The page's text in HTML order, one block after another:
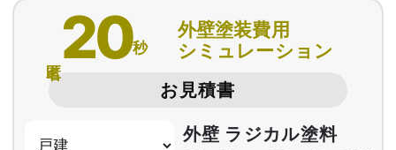
20秒
外壁塗装費用
シミュレーション
お見積書
外壁 ラジカル塗料